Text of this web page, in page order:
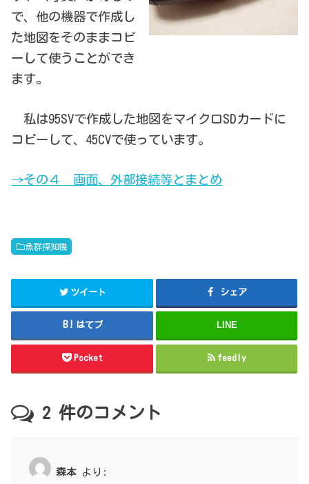
で、他の機器で作成し
た地図をそのままコピ
ーして使うことができ
ます。
私は95SVで作成した地図をマイクロSDカードに
コピーして、45CVで使っています。
→その４ 画面、外部接続等とまとめ
魚群探知機
ツイート シェア
はてブ LINE
Pocket feedly
2 件のコメント
森本 より: